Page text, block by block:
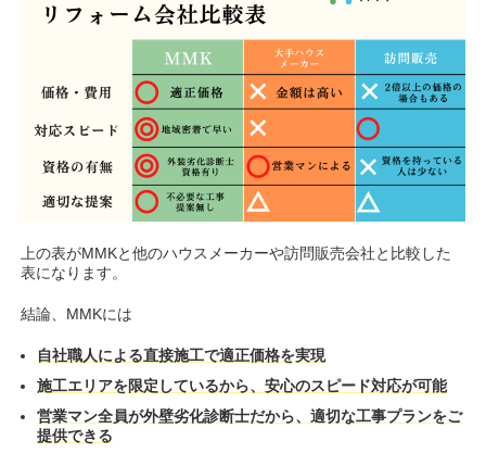
上の表がMMKと他のハウスメーカーや訪問販売会社と比較した
表になります。
結論、MMKには
自社職人による直接施工で適正価格を実現
施工エリアを限定しているから、安心のスピード対応が可能
営業マン全員が外壁劣化診断士だから、適切な工事プランをご
提供できる